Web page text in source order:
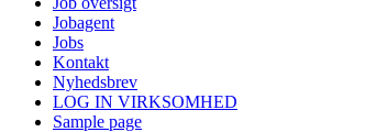
Jobagent
Jobs
Kontakt
Nyhedsbrev
LOG IN VIRKSOMHED
Sample page